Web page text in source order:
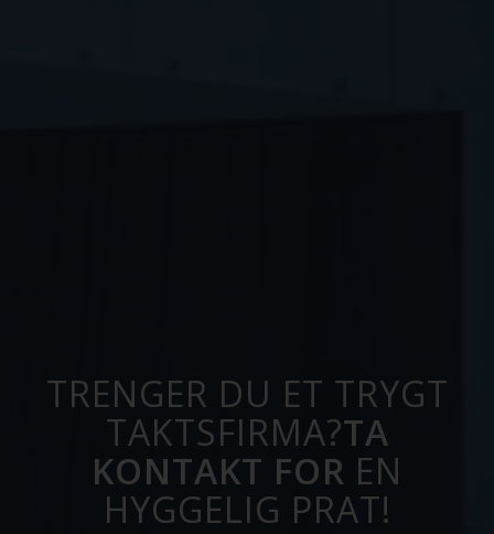
TRENGER DU ET TRYGT
TAKTSFIRMA?TA
KONTAKT FOR EN
HYGGELIG PRAT!